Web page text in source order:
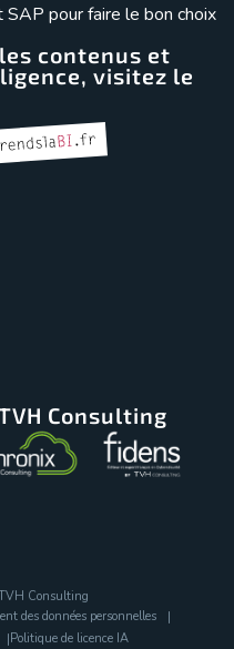
pour faire le bon choix
contenus et
visitez le
Consulting
Consulting
des données personnelles
Politique de licence IA